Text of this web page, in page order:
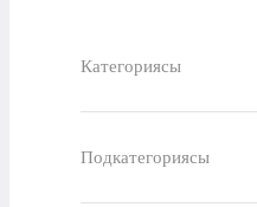
Категориясы
Подкатегориясы